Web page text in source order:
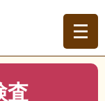
課 >
査